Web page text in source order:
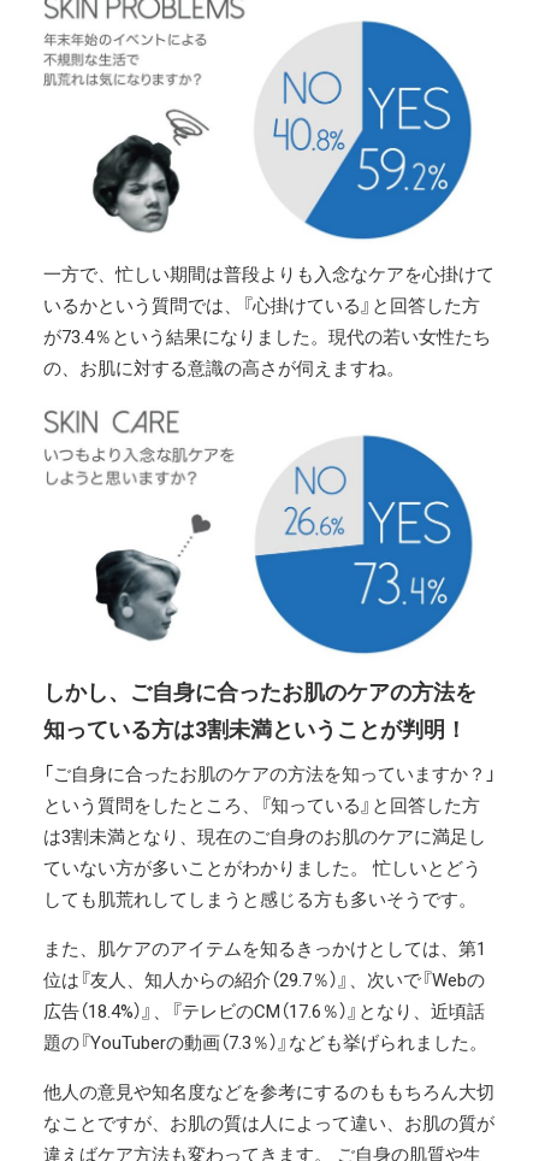
一方で、忙しい期間は普段よりも入念なケアを心掛けて
いるかという質問では、『心掛けている』と回答した方
が73.4％という結果になりました。現代の若い女性たち
の、お肌に対する意識の高さが伺えますね。
しかし、ご自身に合ったお肌のケアの方法を
知っている方は3割未満ということが判明！
「ご自身に合ったお肌のケアの方法を知っていますか？」
という質問をしたところ、『知っている』と回答した方
は3割未満となり、現在のご自身のお肌のケアに満足し
ていない方が多いことがわかりました。 忙しいとどう
しても肌荒れしてしまうと感じる方も多いそうです。
また、肌ケアのアイテムを知るきっかけとしては、第1
位は『友人、知人からの紹介（29.7％）』、次いで『Webの
広告（18.4%）』、『テレビのCM（17.6％）』となり、近頃話
題の『YouTuberの動画（7.3％）』なども挙げられました。
他人の意見や知名度などを参考にするのももちろん大切
なことですが、お肌の質は人によって違い、お肌の質が
違えばケア方法も変わってきます。 ご自身の肌質や生